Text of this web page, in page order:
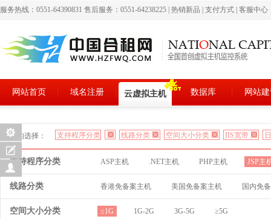
服务热线：0551-64390831 售后服务：0551-64238225 热销新品 支付方式 客服中心
网站首页 域名注册 云虚拟主机 数据库 网站
您的选择： 支持程序分类 线路分类 空间大小分类 IIS宽带
支持程序分类 ASP主机 .NET主机 PHP主机 JSP主
线路分类 香港免备案主机 美国免备案主机 国内免
空间大小分类 ≤1G 1G-2G 3G-5G ≥5G